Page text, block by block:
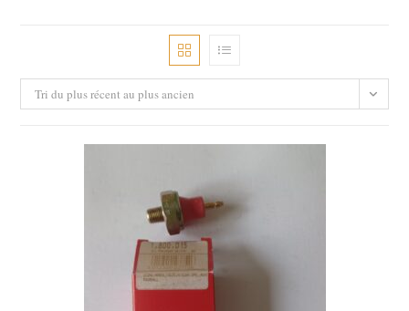
Tri du plus récent au plus ancien